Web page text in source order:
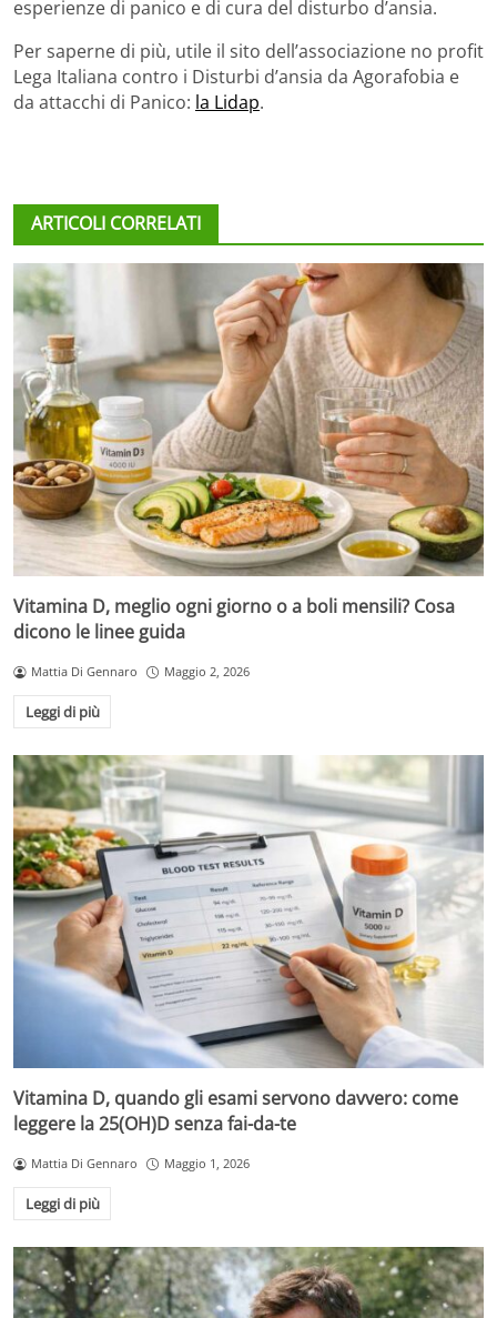
esperienze di panico e di cura del disturbo d’ansia.
Per saperne di più, utile il sito dell’associazione no profit
Lega Italiana contro i Disturbi d’ansia da Agorafobia e
da attacchi di Panico: la Lidap.
ARTICOLI CORRELATI
Vitamina D, meglio ogni giorno o a boli mensili? Cosa
dicono le linee guida
Mattia Di Gennaro Maggio 2, 2026
Leggi di più
Vitamina D, quando gli esami servono davvero: come
leggere la 25(OH)D senza fai-da-te
Mattia Di Gennaro Maggio 1, 2026
Leggi di più